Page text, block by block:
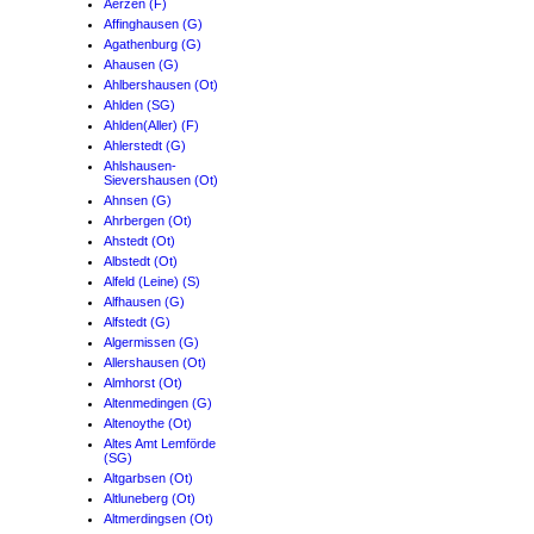
Aerzen (F)
Affinghausen (G)
Agathenburg (G)
Ahausen (G)
Ahlbershausen (Ot)
Ahlden (SG)
Ahlden(Aller) (F)
Ahlerstedt (G)
Ahlshausen-
Sievershausen (Ot)
Ahnsen (G)
Ahrbergen (Ot)
Ahstedt (Ot)
Albstedt (Ot)
Alfeld (Leine) (S)
Alfhausen (G)
Alfstedt (G)
Algermissen (G)
Allershausen (Ot)
Almhorst (Ot)
Altenmedingen (G)
Altenoythe (Ot)
Altes Amt Lemförde
(SG)
Altgarbsen (Ot)
Altluneberg (Ot)
Altmerdingsen (Ot)